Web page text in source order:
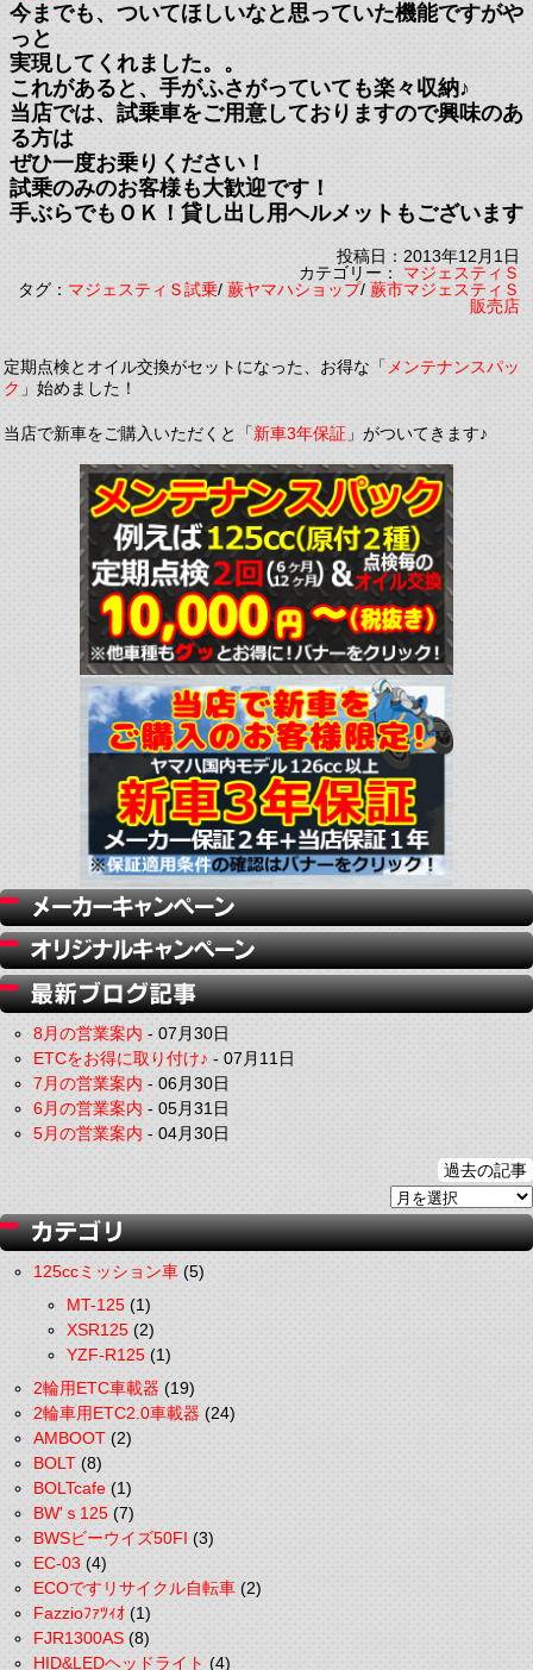
今までも、ついてほしいなと思っていた機能ですがや
っと
実現してくれました。。
これがあると、手がふさがっていても楽々収納♪
当店では、試乗車をご用意しておりますので興味のあ
る方は
ぜひ一度お乗りください！
試乗のみのお客様も大歓迎です！
手ぶらでもＯＫ！貸し出し用ヘルメットもございます
投稿日：2013年12月1日
カテゴリー：マジェスティＳ
タグ：マジェスティＳ試乗/蕨ヤマハショップ/蕨市マジェスティＳ
販売店
定期点検とオイル交換がセットになった、お得な「メンテナンスパッ
ク」始めました！
当店で新車をご購入いただくと「新車3年保証」がついてきます♪
8月の営業案内-07月30日
ETCをお得に取り付け♪-07月11日
7月の営業案内-06月30日
6月の営業案内-05月31日
5月の営業案内-04月30日
過去の記事
125ccミッション車(5)
MT-125(1)
XSR125(2)
YZF-R125(1)
2輪用ETC車載器(19)
2輪車用ETC2.0車載器(24)
AMBOOT(2)
BOLT(8)
BOLTcafe(1)
BW'ｓ125(7)
BWSビーウイズ50FI(3)
EC-03(4)
ECOですリサイクル自転車(2)
Fazzioﾌｧﾂｨｵ(1)
FJR1300AS(8)
HID&LEDヘッドライト(4)